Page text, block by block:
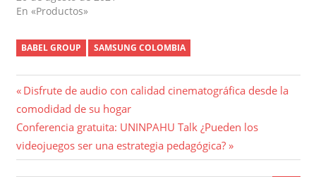
En «Productos»
BABEL GROUP SAMSUNG COLOMBIA
Navegación
de
entradas
Entrada
anterior:
Disfrute de audio con calidad cinematográfica desde la
comodidad de su hogar
Entrada
siguiente:
Conferencia gratuita: UNINPAHU Talk ¿Pueden los
videojuegos ser una estrategia pedagógica?